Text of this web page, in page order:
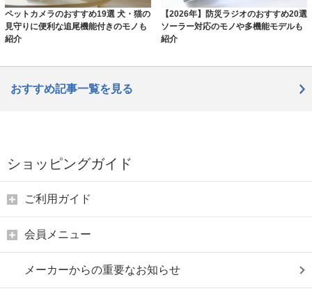
ペットカメラのおすすめ19選 犬・猫の
見守りに便利な追尾機能付きのモノも
紹介
【2026年】防災ラジオのおすすめ20選
ソーラー対応のモノや多機能モデルも
紹介
おすすめ記事一覧を見る
ショッピングガイド
ご利用ガイド
会員メニュー
メーカーからの重要なお知らせ